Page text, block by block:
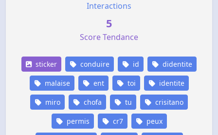
Interactions
5
Score Tendance
sticker conduire id didentite
malaise ent toi identite
miro chofa tu crisitano
permis cr7 peux